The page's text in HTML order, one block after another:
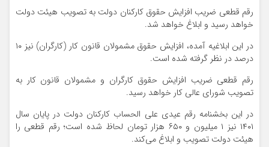
رقم قطعی ضریب افزایش حقوق کارکنان دولت به تصویب هیئت دولت
خواهد رسید و ابلاغ خواهد شد.
در این ابلاغیه آمده، افزایش حقوق مشمولان قانون کار (کارگران) نیز ۱۰
درصد در نظر گرفته شده است.
رقم قطعی ضریب افزایش حقوق کارگران و مشمولان قانون کار به
تصویب شورای عالی کار خواهد رسید.
در این بخشنامه رقم عیدی علی الحساب کارکنان دولت در پایان سال
۱۴۰۱ نیز ۱ میلیون و ۶۵۰ هزار تومان لحاظ شده است؛ رقم قطعی را
هیئت دولت تصویب و ابلاغ می‌کند.